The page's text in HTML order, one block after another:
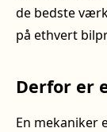
de bedste
på ethvert
Derfor er
En mekaniker